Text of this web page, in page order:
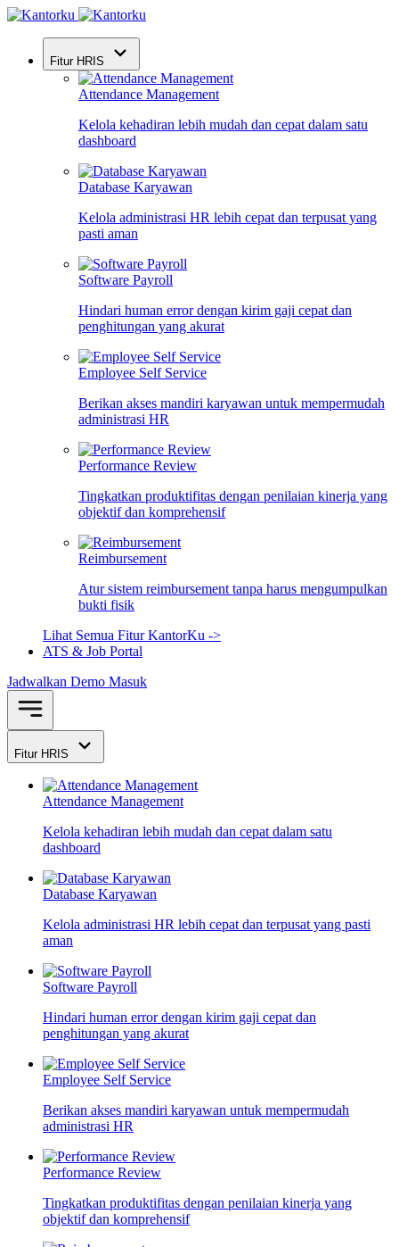
Fitur HRIS
Attendance Management
Kelola kehadiran lebih mudah dan cepat dalam satu
dashboard
Database Karyawan
Kelola administrasi HR lebih cepat dan terpusat yang
pasti aman
Software Payroll
Hindari human error dengan kirim gaji cepat dan
penghitungan yang akurat
Employee Self Service
Berikan akses mandiri karyawan untuk mempermudah
administrasi HR
Performance Review
Tingkatkan produktifitas dengan penilaian kinerja yang
objektif dan komprehensif
Reimbursement
Atur sistem reimbursement tanpa harus mengumpulkan
bukti fisik
Lihat Semua Fitur KantorKu ->
ATS & Job Portal
Jadwalkan Demo Masuk
Fitur HRIS
Attendance Management
Kelola kehadiran lebih mudah dan cepat dalam satu
dashboard
Database Karyawan
Kelola administrasi HR lebih cepat dan terpusat yang pasti
aman
Software Payroll
Hindari human error dengan kirim gaji cepat dan
penghitungan yang akurat
Employee Self Service
Berikan akses mandiri karyawan untuk mempermudah
administrasi HR
Performance Review
Tingkatkan produktifitas dengan penilaian kinerja yang
objektif dan komprehensif